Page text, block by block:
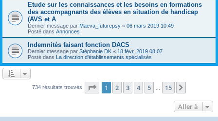
Etude sur les connaissances et les besoins en formations
des accompagnants des élèves en situation de handicap
(AVS et A
Dernier message par Maeva_futurepsy « 06 mars 2019 10:49
Posté dans Annonces
Indemnités faisant fonction DACS
Dernier message par Stéphanie DK « 18 févr. 2019 08:07
Posté dans La direction d'établissements spécialisés
734 résultats trouvés Page 1sur15
1 2 3 4 5 15
Aller à